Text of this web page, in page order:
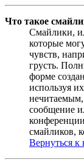
Что такое
Смайлики,
которые
чувств,
грусть.
форме
используя
нечитаемым,
сообщение
смайликов,
Вернуться к